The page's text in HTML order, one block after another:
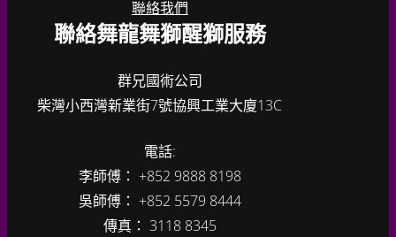
聯絡我們
聯絡舞龍舞獅醒獅服務
群兄國術公司
柴灣小西灣新業街7號協興工業大廈13C
電話:
李師傅： +852 9888 8198
吳師傅： +852 5579 8444
傳真： 3118 8345